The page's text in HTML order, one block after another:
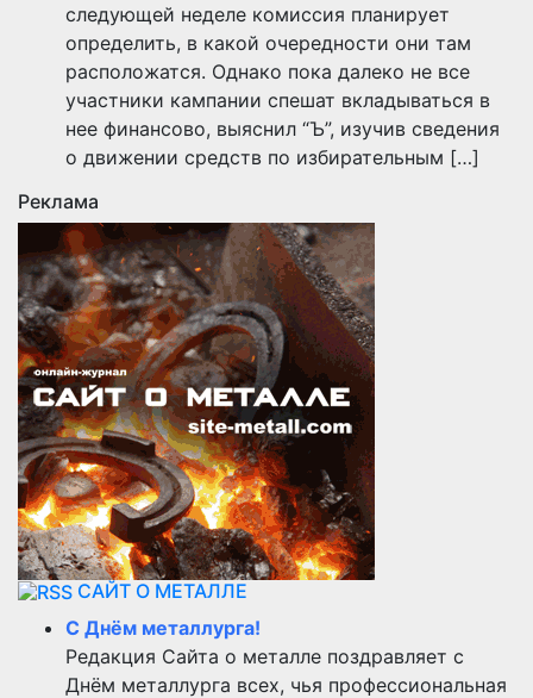
следующей неделе комиссия планирует
определить, в какой очередности они там
расположатся. Однако пока далеко не все
участники кампании спешат вкладываться в
нее финансово, выяснил “Ъ”, изучив сведения
о движении средств по избирательным […]
Реклама
САЙТ О МЕТАЛЛЕ
С Днём металлурга!
Редакция Сайта о металле поздравляет с
Днём металлурга всех, чья профессиональная